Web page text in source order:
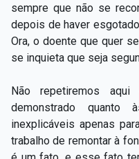
sempre que não se
depois de haver
Ora, o doente que quer
se inquieta que seja
Não repetiremos
demonstrado
inexplicáveis apenas
trabalho de remontar à